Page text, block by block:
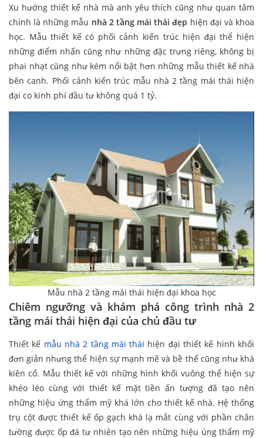
Xu hướng thiết kế nhà mà anh yêu thích cũng như quan tâm
chính là những mẫu nhà 2 tầng mái thái đẹp hiện đại và khoa
học. Mẫu thiết kế có phối cảnh kiến trúc hiện đại thể hiện
những điểm nhấn cũng như những đặc trưng riêng, không bị
phai nhạt cũng như kém nổi bật hơn những mẫu thiết kế nhà
bên canh. Phối cảnh kiến trúc mẫu nhà 2 tầng mái thái hiện
đại co kinh phí đầu tư không quá 1 tỷ.
Mẫu nhà 2 tầng mái thái hiện đại khoa học
Chiêm ngưỡng và khám phá công trình nhà 2
tầng mái thái hiện đại của chủ đầu tư
Thiết kế mẫu nhà 2 tầng mái thái hiện đại thiết kế hình khối
đơn giản nhưng thể hiện sự mạnh mẽ và bề thế cũng như khá
kiên cố. Mẫu thiết kế với những hình khối vuông thể hiện sự
khéo léo cùng với thiết kế mặt tiền ấn tượng đã tạo nên
những hiệu ứng thẩm mỹ khá lớn cho thiết kế nhà. Hệ thống
trụ cột được thiết kế ốp gạch khá lạ mắt cùng với phần chân
tường được ốp đá tư nhiên tạo nên những hiệu úng thẩm mỹ